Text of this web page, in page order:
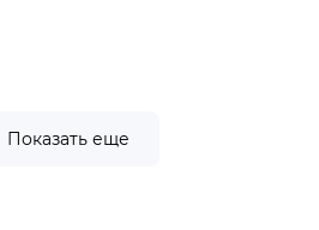
Показать еще